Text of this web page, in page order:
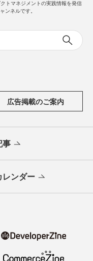
トマネジメントの実践情報を発信
ンネルです。
広告掲載のご案内
事
レンダー